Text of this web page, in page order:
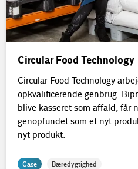
Circular Food Technology
Circular Food Technology
opkvalificerende genbrug.
blive kasseret som affald, får
genopfundet som et nyt
nyt produkt.
Case Bæredygtighed